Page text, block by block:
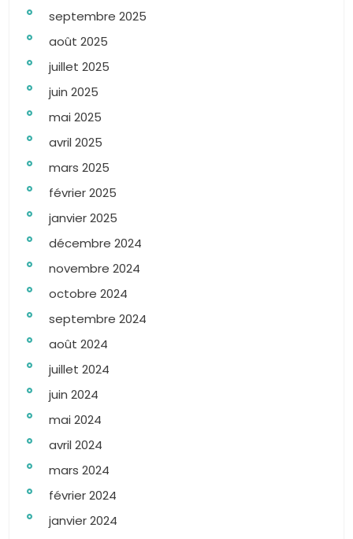
septembre 2025
août 2025
juillet 2025
juin 2025
mai 2025
avril 2025
mars 2025
février 2025
janvier 2025
décembre 2024
novembre 2024
octobre 2024
septembre 2024
août 2024
juillet 2024
juin 2024
mai 2024
avril 2024
mars 2024
février 2024
janvier 2024